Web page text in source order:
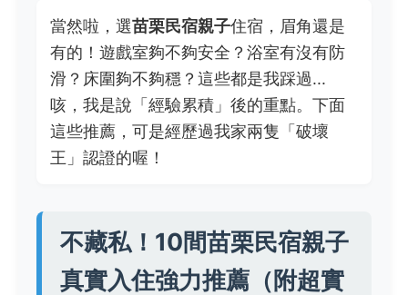
當然啦，選苗栗民宿親子住宿，眉角還是
有的！遊戲室夠不夠安全？浴室有沒有防
滑？床圍夠不夠穩？這些都是我踩過...
咳，我是說「經驗累積」後的重點。下面
這些推薦，可是經歷過我家兩隻「破壞
王」認證的喔！
不藏私！10間苗栗民宿親子
真實入住強力推薦（附超實